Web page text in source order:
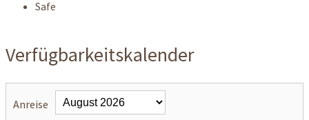
Safe
Verfügbarkeitskalender
Anreise